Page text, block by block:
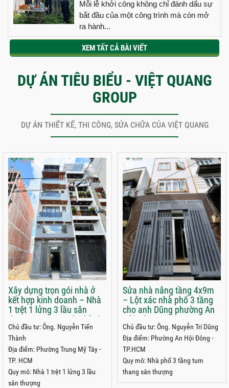
Mỗi lễ khởi công không chỉ đánh dấu sự
bắt đầu của một công trình mà còn mở
ra hành...
XEM TẤT CẢ BÀI VIẾT
DỰ ÁN TIÊU BIỂU - VIỆT QUANG
GROUP
DỰ ÁN THIẾT KẾ, THI CÔNG, SỬA CHỮA CỦA VIỆT QUANG
Xây dựng trọn gói nhà ở
kết hợp kinh doanh – Nhà
1 trệt 1 lửng 3 lầu sân
thượng 5x22m anh Thành
phường Trung Mỹ Tây
Chủ đầu tư: Ông. Nguyễn Tiến
Thành
Địa điểm: Phường Trung Mỹ Tây -
TP. HCM
Quy mô: Nhà 1 trệt 1 lửng 3 lầu
sân thượng
Sửa nhà nâng tầng 4x9m
– Lột xác nhà phố 3 tầng
cho anh Dũng phường An
Hội Đông
Chủ đầu tư: Ông. Nguyễn Trí Dũng
Địa điểm: Phường An Hội Đông -
TP.HCM
Quy mô: Nhà phố 3 tầng tum
thang sân thượng